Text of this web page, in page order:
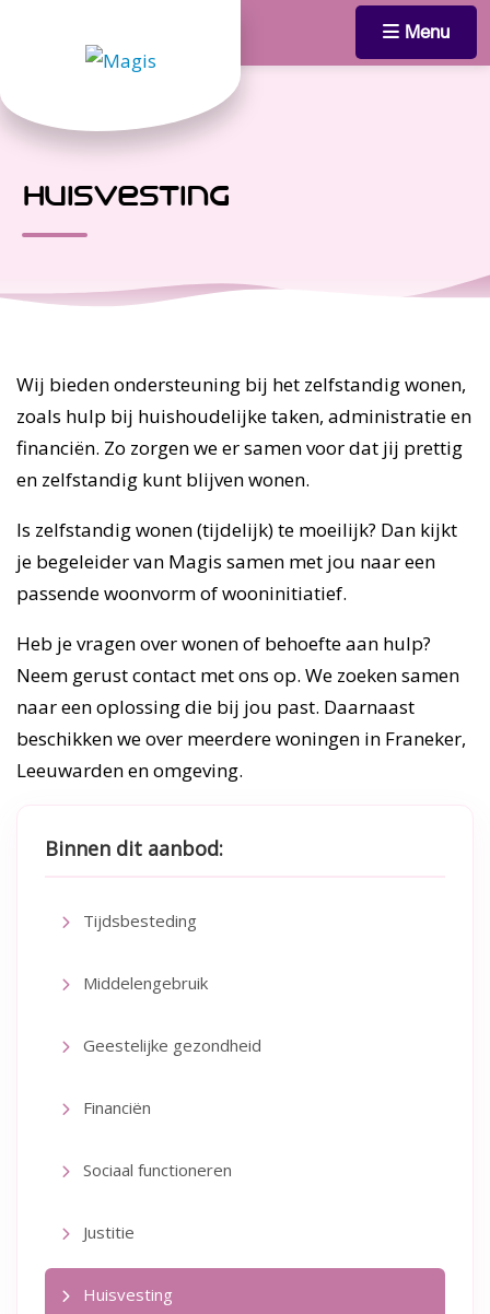
Menu
huisvesting
Wij bieden ondersteuning bij het zelfstandig wonen,
zoals hulp bij huishoudelijke taken, administratie en
financiën. Zo zorgen we er samen voor dat jij prettig
en zelfstandig kunt blijven wonen.
Is zelfstandig wonen (tijdelijk) te moeilijk? Dan kijkt
je begeleider van Magis samen met jou naar een
passende woonvorm of wooninitiatief.
Heb je vragen over wonen of behoefte aan hulp?
Neem gerust contact met ons op. We zoeken samen
naar een oplossing die bij jou past. Daarnaast
beschikken we over meerdere woningen in Franeker,
Leeuwarden en omgeving.
Binnen dit aanbod:
Tijdsbesteding
Middelengebruik
Geestelijke gezondheid
Financiën
Sociaal functioneren
Justitie
Huisvesting